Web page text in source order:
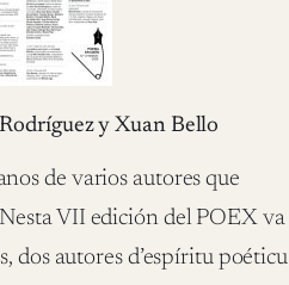
y Xuan Bello
de varios autores que
VII edición del POEX va
dos autores d’espíritu poéticu